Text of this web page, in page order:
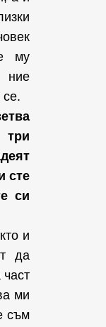
му
ние
три
сте
си
и
да
ми
съм